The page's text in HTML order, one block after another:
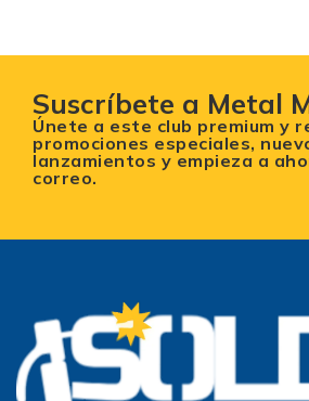
Suscríbete a Metal
Únete a este club premium y
promociones especiales,
lanzamientos y empieza a
correo.